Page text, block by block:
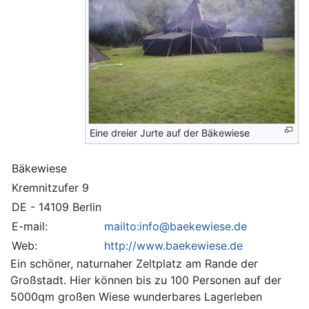
Eine dreier Jurte auf der Bäkewiese
Bäkewiese
Kremnitzufer 9
DE - 14109 Berlin
E-mail:
mailto:info@baekewiese.de
Web:
http://www.baekewiese.de
Ein schöner, naturnaher Zeltplatz am Rande der
Großstadt. Hier können bis zu 100 Personen auf der
5000qm großen Wiese wunderbares Lagerleben